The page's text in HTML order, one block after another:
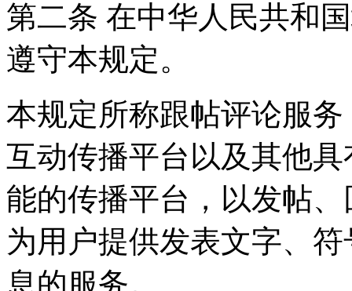
第二条 在中华人民共和
遵守本规定。
本规定所称跟帖评论服
互动传播平台以及其他
能的传播平台，以发帖
为用户提供发表文字、
息的服务。